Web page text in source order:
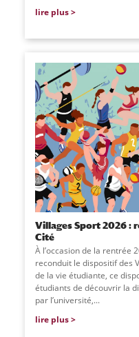
lire plus
Villages Sport 2026 :
Cité
À l’occasion de la rentrée
reconduit le dispositif des
de la vie étudiante, ce
étudiants de découvrir la
par l’université,...
lire plus